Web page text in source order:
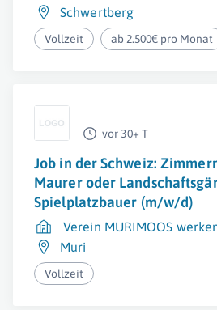
Schwertberg
Vollzeit ab 2.500€ pro Monat
vor 30+ T
Job in der Schweiz:
Maurer oder
Spielplatzbauer (m/w/d)
Verein MURIMOOS
Muri
Vollzeit